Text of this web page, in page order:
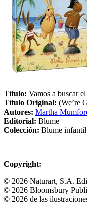
Título: Vamos a buscar
Título Original: (We’re
Autores: Martha
Editorial: Blume
Colección: Blume infantil
Copyright:
© 2026 Naturart, S.A.
© 2026 Bloomsbury
© 2026 de las